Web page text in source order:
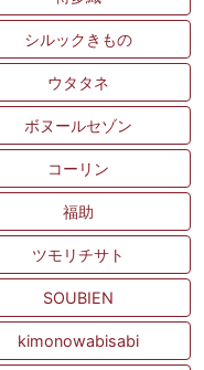
シルックきもの
ウタタネ
ボヌールセゾン
コーリン
福助
ツモリチサト
SOUBIEN
kimonowabisabi